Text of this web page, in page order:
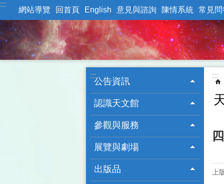
跳到主要內容區塊
:::
網站導覽 回首頁 English 意見與諮詢 陳情系統 常見問
:::
公告資訊
認識天文館
參觀與服務
展覽與劇場
出版品
:::
上